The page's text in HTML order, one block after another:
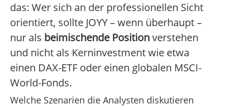
das: Wer sich an der professionellen Sicht
orientiert, sollte JOYY – wenn überhaupt –
nur als beimischende Positionverstehen
und nicht als Kerninvestment wie etwa
einen DAX-ETF oder einen globalen MSCI-
World-Fonds.
Welche Szenarien die Analysten diskutieren